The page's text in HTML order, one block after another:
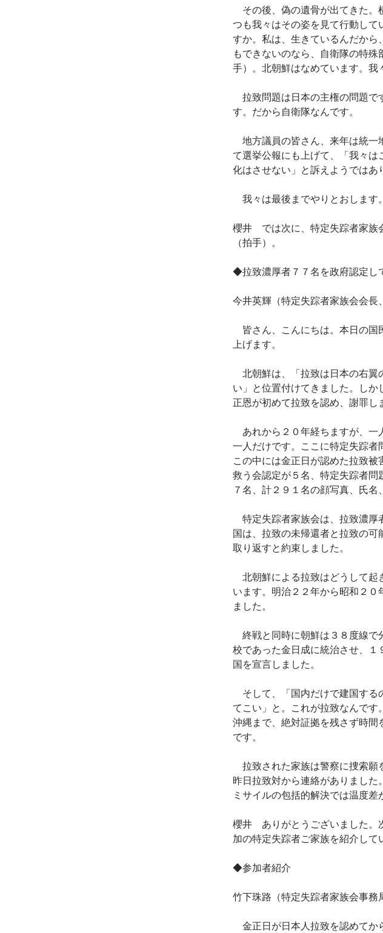
その後、偽の遺骨が出てきた。
つも我々はその姿を見て行動し
すか。私は、生きているんだか
もできないのなら、自衛隊の特
手）。北朝鮮はなめています。我
拉致問題は日本の主権の問題で
す。だから自衛隊なんです。
地方議員の皆さん、来年は統一
て選挙公報にも上げて、「我々
化はさせない」と訴えようではあ
我々は最後までやりとおします
櫻井 では次に、特定失踪者家族
（拍手）。
◆拉致濃厚者７７名を政府認定し
今井英輝（特定失踪者家族会会長
皆さん、こんにちは。本日の国
上げます。
北朝鮮は、「拉致は日本の右翼
い」と位置付けてきました。し
正恩が初めて拉致を認め、謝罪し
あれから２０年経ちますが、一
一人だけです。ここに特定失踪者
この中には金正日が認めた拉致被
救う会認定が５名、特定失踪者問
７名、計２９１名の顔写真、氏名
特定失踪者家族会は、拉致濃厚
国は、拉致の未帰還者と拉致の
取り返すと約束しました。
北朝鮮による拉致はどうして起
います。明治２２年から昭和２
ました。
終戦と同時に朝鮮は３８度線で
校であった金日成に統治させ、１
国を宣言しました。
そして、「国内だけで建国する
てこい」と。これが拉致なんで
沖縄まで、絶対証拠を残さず時
です。
拉致された家族は警察に捜索願
昨日拉致対から連絡がありました
ミサイルの包括的解決では温度差
櫻井 ありがとうございました。
加の特定失踪者ご家族を紹介して
◆参加者紹介
竹下珠路（特定失踪者家族会事務
金正日が日本人拉致を認めてか